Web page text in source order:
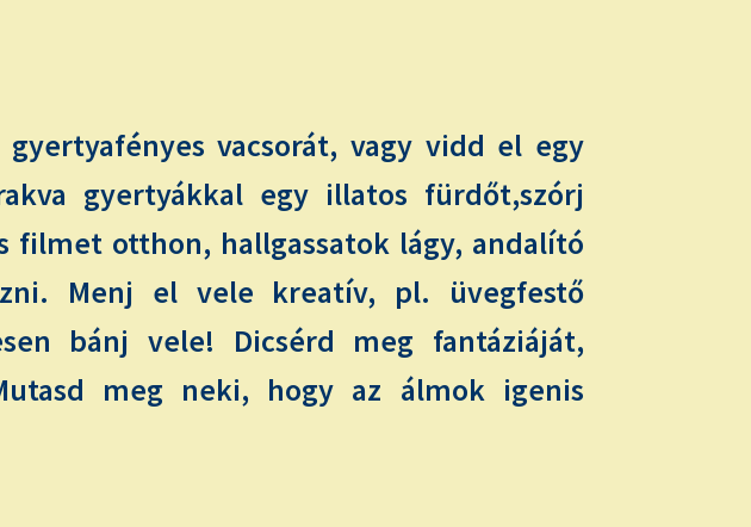
gyertyafényes vacsorát, vagy vidd el egy
gyertyákkal egy illatos fürdőt,szórj
filmet otthon, hallgassatok lágy, andalító
Menj el vele kreatív, pl. üvegfestő
bánj vele! Dicsérd meg fantáziáját,
meg neki, hogy az álmok igenis